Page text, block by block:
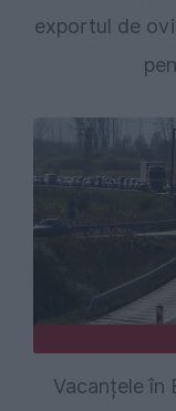
exportul de
Vacanțele în